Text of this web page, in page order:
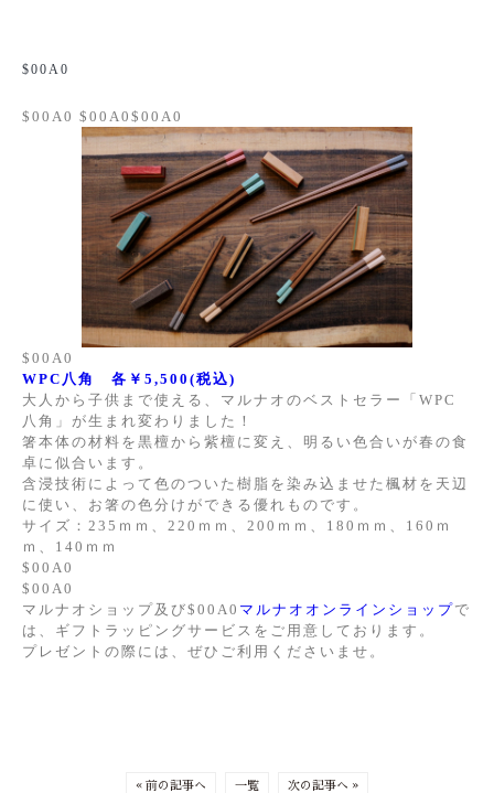
$00A0
$00A0 $00A0$00A0
$00A0
WPC八角 各￥5,500(税込)
大人から子供まで使える、マルナオのベストセラー「WPC
八角」が生まれ変わりました！
箸本体の材料を黒檀から紫檀に変え、明るい色合いが春の食
卓に似合います。
含浸技術によって色のついた樹脂を染み込ませた楓材を天辺
に使い、お箸の色分けができる優れものです。
サイズ：235ｍｍ、220ｍｍ、200ｍｍ、180ｍｍ、160ｍ
ｍ、140ｍｍ
$00A0
$00A0
マルナオショップ及び$00A0 マルナオオンラインショップで
は、ギフトラッピングサービスをご用意しております。
プレゼントの際には、ぜひご利用くださいませ。
« 前の記事へ 一覧 次の記事へ »